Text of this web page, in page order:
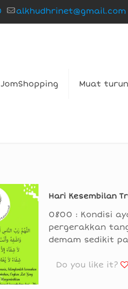
alkhudhrinet@gmail.com
JomShopping Muat turun
Hari Kesembilan
0800 : Kondisi
pergerakkan
demam sedikit
Do you like it?